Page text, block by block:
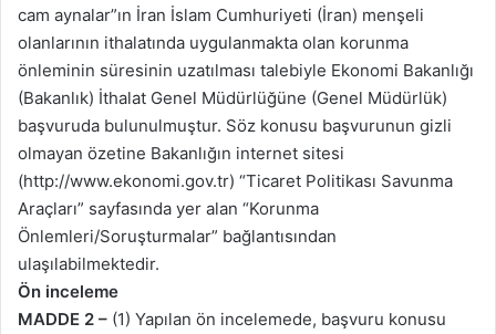
cam aynalar”ın İran İslam Cumhuriyeti (İran) menşeli
olanlarının ithalatında uygulanmakta olan korunma
önleminin süresinin uzatılması talebiyle Ekonomi Bakanlığı
(Bakanlık) İthalat Genel Müdürlüğüne (Genel Müdürlük)
başvuruda bulunulmuştur. Söz konusu başvurunun gizli
olmayan özetine Bakanlığın internet sitesi
(http://www.ekonomi.gov.tr) “Ticaret Politikası Savunma
Araçları” sayfasında yer alan “Korunma
Önlemleri/Soruşturmalar” bağlantısından
ulaşılabilmektedir.
Ön inceleme
MADDE 2 – (1) Yapılan ön incelemede, başvuru konusu